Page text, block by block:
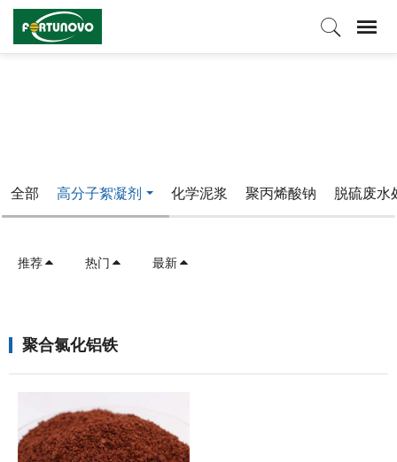
全部 高分子絮凝剂 化学泥浆 聚丙烯酸钠 脱硫废水
推荐 热门 最新
聚合氯化铝铁